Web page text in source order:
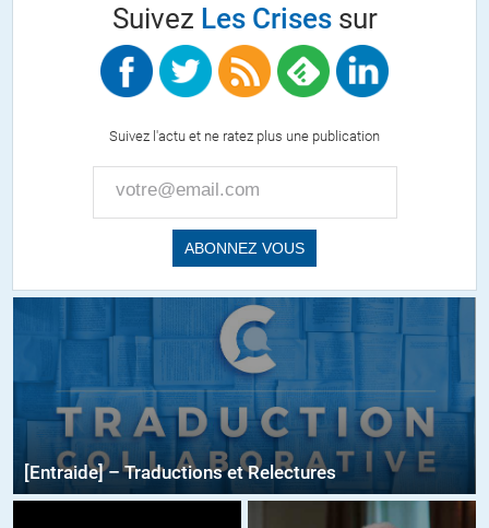
Suivez Les Crisessur
Suivez l'actu et ne ratez plus une publication
[Entraide] – Traductions et Relectures